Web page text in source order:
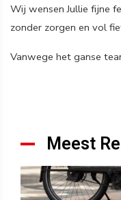
Wij wensen Jullie fijne
zonder zorgen en vol
Vanwege het ganse
Meest